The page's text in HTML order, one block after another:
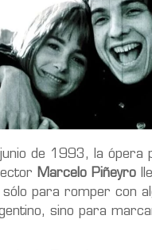
de 1993, la ópera
Marcelo Piñeyro
para romper con
sino para